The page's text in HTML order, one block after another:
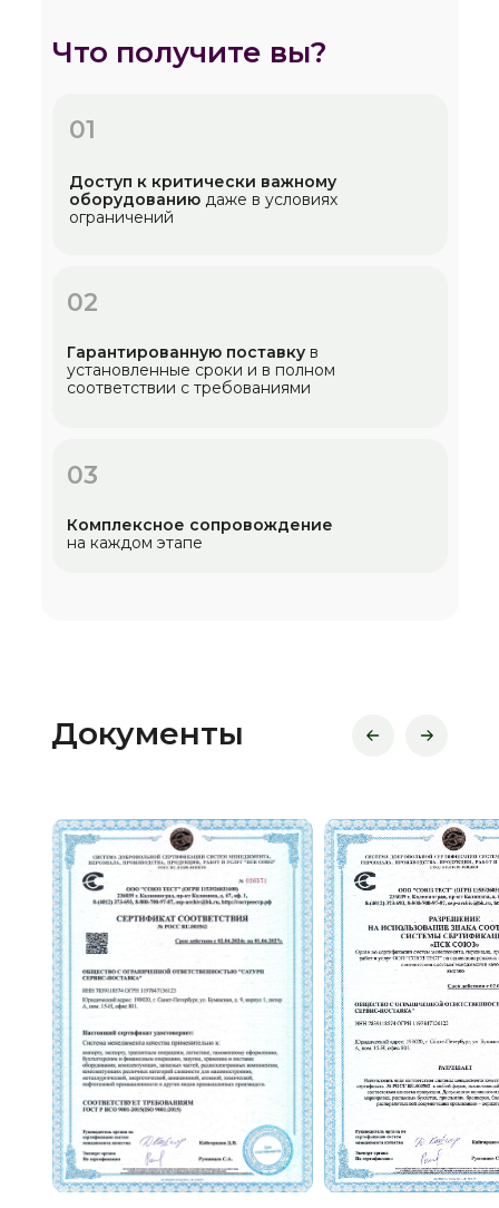
Что получите вы?
01
Доступ к критически важному
оборудованиюдаже в условиях
ограничений
02
Гарантированную поставкув
установленные сроки и в полном
соответствии с требованиями
03
Комплексное сопровождение
на каждом этапе
Документы